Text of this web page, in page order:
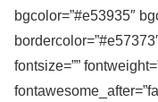
bgcolor=”#e53935″
fontsize=””